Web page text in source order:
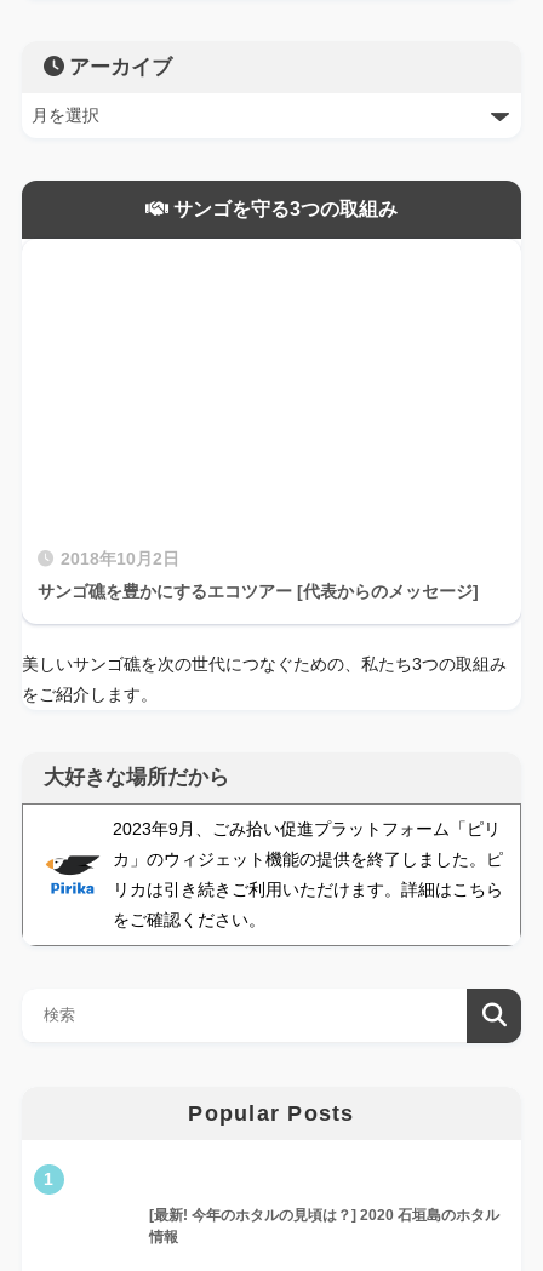
アーカイブ
サンゴを守る3つの取組み
2018年10月2日
サンゴ礁を豊かにするエコツアー [代表からのメッセージ]
美しいサンゴ礁を次の世代につなぐための、私たち3つの取組み
をご紹介します。
大好きな場所だから
2023年9月、ごみ拾い促進プラットフォーム「ピリ
カ」のウィジェット機能の提供を終了しました。ピ
リカは引き続きご利用いただけます。詳細はこちら
をご確認ください。
Popular Posts
1
[最新! 今年のホタルの見頃は？] 2020 石垣島のホタル
情報